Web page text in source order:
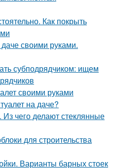
Как покрыть
своими руками.
субподрядчиком: ищем
своими руками
на даче?
Из чего делают стеклянные
для строительства
Варианты барных стоек